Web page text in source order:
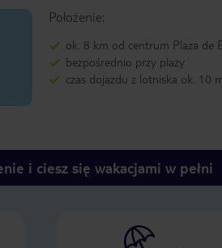
Położenie:
ok. 8 km od centrum Plaza de
bezpośrednio przy plaży
czas dojazdu z lotniska ok. 10
i ciesz się wakacjami w pełni